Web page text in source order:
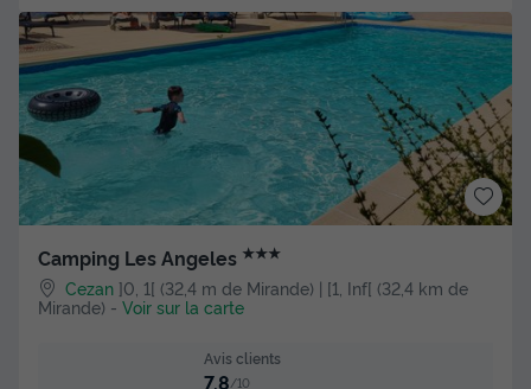
Camping Les Angeles ★★★
Cezan ]0, 1[ (32,4 m de Mirande) | [1, Inf[ (32,4 km de
Mirande) - Voir sur la carte
Avis clients
7.8/10